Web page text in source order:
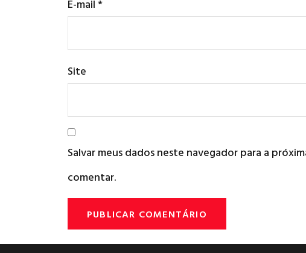
E-mail*
Site
Salvar meus dados neste navegador para a
comentar.